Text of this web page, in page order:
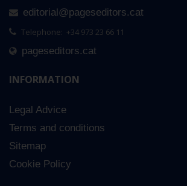
editorial@pageseditors.cat
Telephone: +34 973 23 66 11
pageseditors.cat
INFORMATION
Legal Advice
Terms and conditions
Sitemap
Cookie Policy